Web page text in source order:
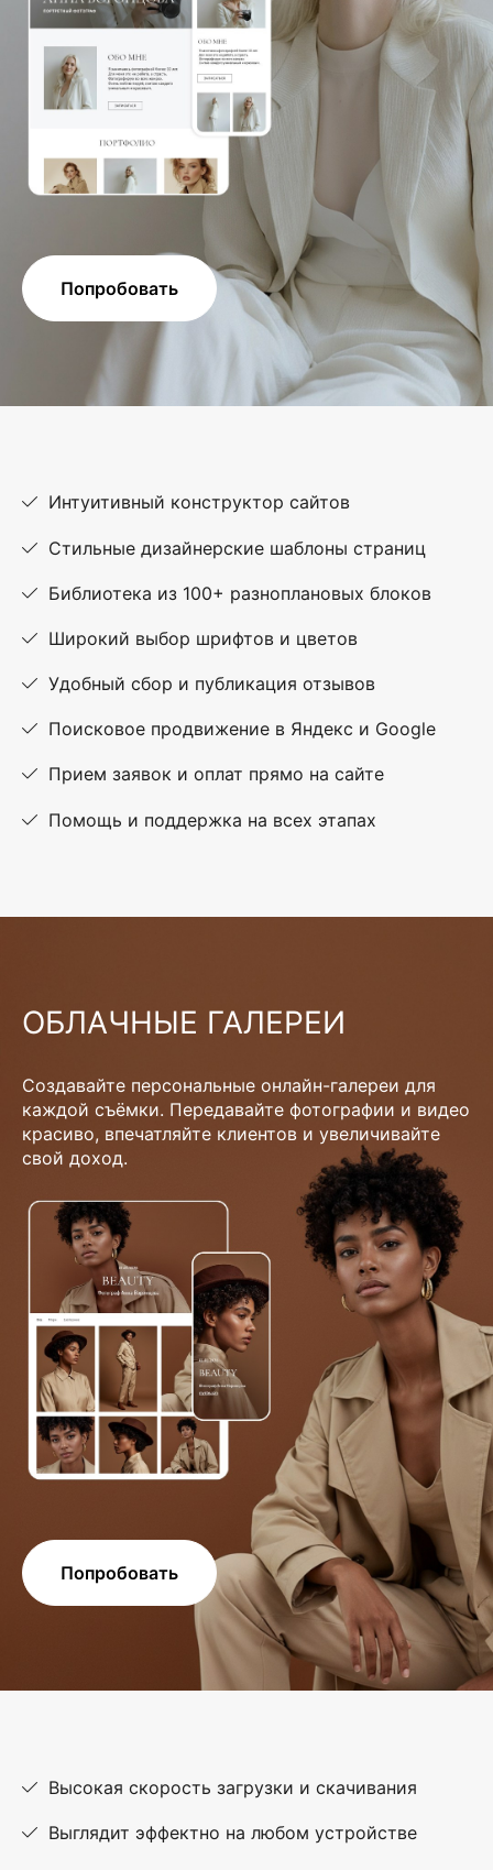
Попробовать
Интуитивный конструктор сайтов
Стильные дизайнерские шаблоны страниц
Библиотека из 100+ разноплановых блоков
Широкий выбор шрифтов и цветов
Удобный сбор и публикация отзывов
Поисковое продвижение в Яндекс и Google
Прием заявок и оплат прямо на сайте
Помощь и поддержка на всех этапах
ОБЛАЧНЫЕ ГАЛЕРЕИ
Создавайте персональные онлайн-галереи для
каждой съёмки. Передавайте фотографии и видео
красиво, впечатляйте клиентов и увеличивайте
свой доход.
Попробовать
Высокая скорость загрузки и скачивания
Выглядит эффектно на любом устройстве